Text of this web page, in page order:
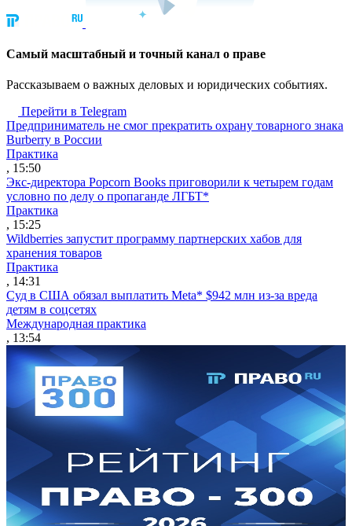
Cамый масштабный и точный канал о праве
Рассказываем о важных деловых и юридических событиях.
Перейти в Telegram
Предприниматель не смог прекратить охрану товарного знака
Burberry в России
Практика
, 15:50
Экс-директора Popcorn Books приговорили к четырем годам
условно по делу о пропаганде ЛГБТ*
Практика
, 15:25
Wildberries запустит программу партнерских хабов для
хранения товаров
Практика
, 14:31
Суд в США обязал выплатить Meta* $942 млн из-за вреда
детям в соцсетях
Международная практика
, 13:54